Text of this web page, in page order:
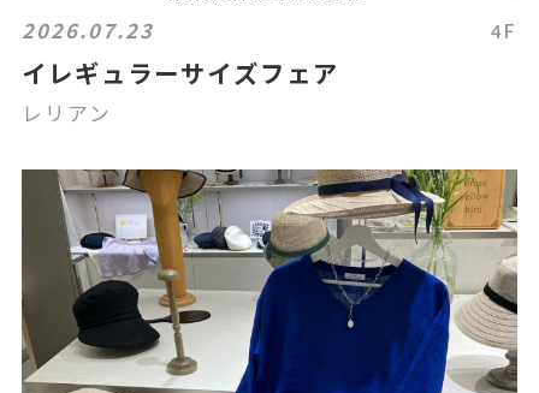
2026.07.23 4F
イレギュラーサイズフェア
レリアン